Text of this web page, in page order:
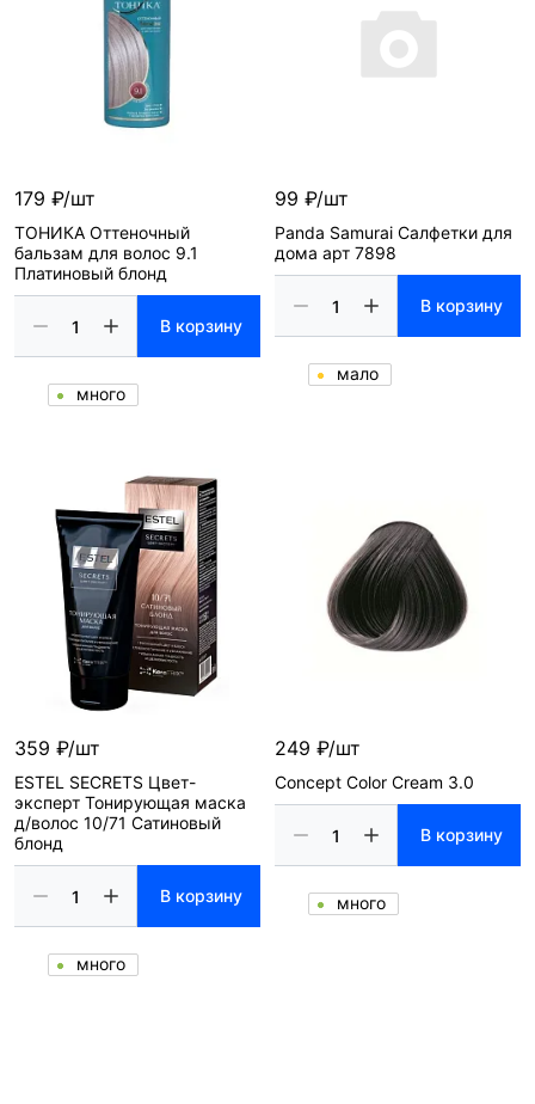
179 ₽/шт
ТОНИКА Оттеночный
бальзам для волос 9.1
Платиновый блонд
В корзину
много
99 ₽/шт
Panda Samurai Салфетки для
дома арт 7898
В корзину
мало
359 ₽/шт
ESTEL SECRETS Цвет-
эксперт Тонирующая маска
д/волос 10/71 Сатиновый
блонд
В корзину
много
249 ₽/шт
Concept Color Cream 3.0
В корзину
много